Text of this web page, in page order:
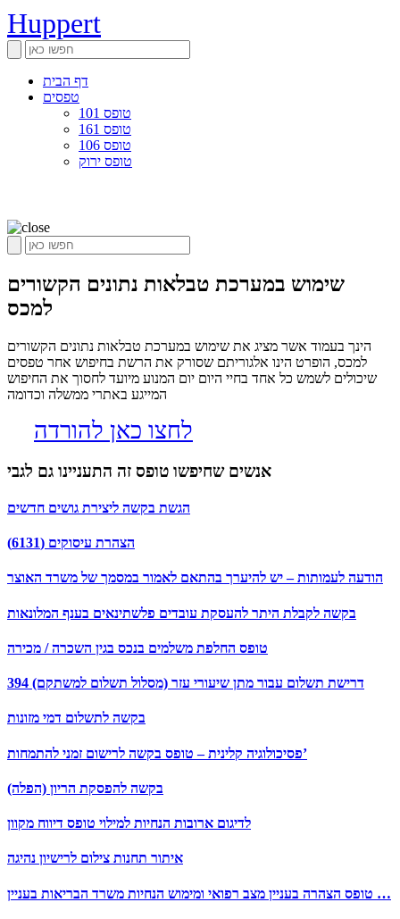
Huppert
דף הבית
טפסים
טופס 101
טופס 161
טופס 106
טופס ירוק
שימוש במערכת טבלאות נתונים הקשורים
למכס
הינך בעמוד אשר מציג את שימוש במערכת טבלאות נתונים הקשורים
למכס, הופרט הינו אלגוריתם שסורק את הרשת בחיפוש אחר טפסים
שיכולים לשמש כל אחד בחיי היום יום המנוע מיועד לחסוך את החיפוש
המייגע באתרי ממשלה וכדומה
לחצו כאן להורדה
אנשים שחיפשו טופס זה התעניינו גם לגבי
הגשת בקשה ליצירת גושים חדשים
הצהרת עיסוקים (6131)
הודעה לעמותות – יש להיערך בהתאם לאמור במסמך של משרד האוצר
בקשה לקבלת היתר להעסקת עובדים פלשתינאים בענף המלונאות
טופס החלפת משלמים בנכס בגין השכרה / מכירה
394 דרישת תשלום עבור מתן שיעורי עזר (מסלול תשלום למשתקם)
בקשה לתשלום דמי מזונות
פסיכולוגיה קלינית – טופס בקשה לרישום זמני להתמחות’
בקשה להפסקת הריון (הפלה)
לדיגום ארובות הנחיות למילוי טופס דיווח מקוון
איתור תחנות צילום לרישיון נהיגה
טופס הצהרה בעניין מצב רפואי ומימוש הנחיות משרד הבריאות בעניין …